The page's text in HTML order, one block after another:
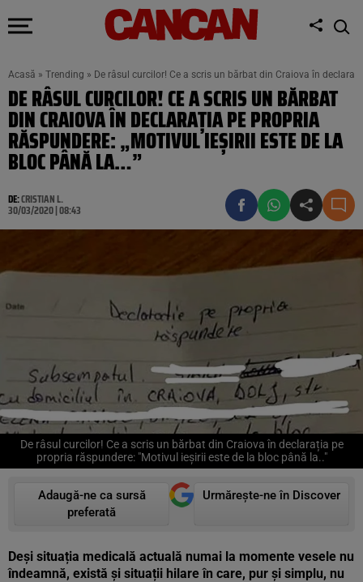
Acasă » Trending » De râsul curcilor! Ce a scris un bărbat din Craiova în
DE RÂSUL CURCILOR! CE A SCRIS UN BĂRBAT
DIN CRAIOVA ÎN DECLARAȚIA PE PROPRIA
RĂSPUNDERE: „MOTIVUL IEȘIRII ESTE DE LA
BLOC PÂNĂ LA…”
DE:CRISTIAN L.
30/03/2020 | 08:43
De râsul curcilor! Ce a scris un bărbat din Craiova în declarația pe
propria răspundere: "Motivul ieșirii este de la bloc până la.."
Adaugă-ne ca sursă
preferată
Urmărește-ne în Discover
Deși situația medicală actuală numai la momente vesele nu
îndeamnă, există și situații hilare în care, pur și simplu, nu